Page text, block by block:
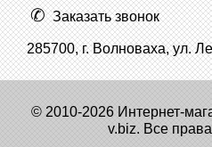
Заказать звонок
285700, г. Волноваха, ул.
© 2010-2026 Интернет-
v.biz. Все